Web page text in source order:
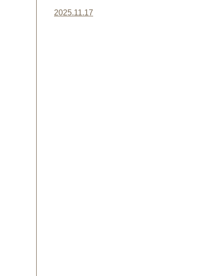
2025.11.17